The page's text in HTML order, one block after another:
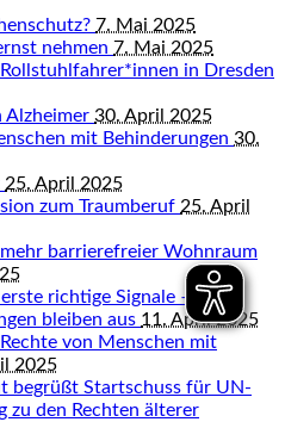
7. Mai 2025
nehmen 7. Mai 2025
in Dresden
Alzheimer 30. April 2025
mit Behinderungen 30.
25. April 2025
zum Traumberuf 25. April
barrierefreier Wohnraum
richtige Signale – aber
bleiben aus 11. April 2025
von Menschen mit
2025
begrüßt Startschuss für UN-
zu den Rechten älterer